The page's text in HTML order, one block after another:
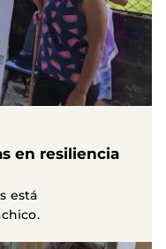
en resiliencia
está